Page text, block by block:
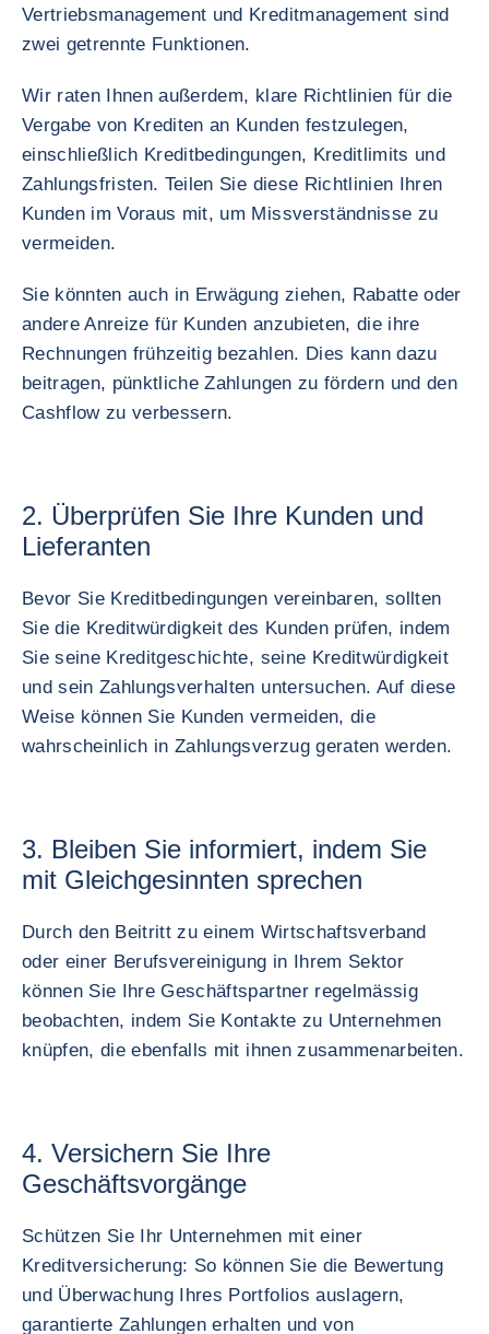
Vertriebsmanagement und Kreditmanagement sind
zwei getrennte Funktionen.
Wir raten Ihnen außerdem, klare Richtlinien für die
Vergabe von Krediten an Kunden festzulegen,
einschließlich Kreditbedingungen, Kreditlimits und
Zahlungsfristen. Teilen Sie diese Richtlinien Ihren
Kunden im Voraus mit, um Missverständnisse zu
vermeiden.
Sie könnten auch in Erwägung ziehen, Rabatte oder
andere Anreize für Kunden anzubieten, die ihre
Rechnungen frühzeitig bezahlen. Dies kann dazu
beitragen, pünktliche Zahlungen zu fördern und den
Cashflow zu verbessern.
2. Überprüfen Sie Ihre Kunden und
Lieferanten
Bevor Sie Kreditbedingungen vereinbaren, sollten
Sie die Kreditwürdigkeit des Kunden prüfen, indem
Sie seine Kreditgeschichte, seine Kreditwürdigkeit
und sein Zahlungsverhalten untersuchen. Auf diese
Weise können Sie Kunden vermeiden, die
wahrscheinlich in Zahlungsverzug geraten werden.
3. Bleiben Sie informiert, indem Sie
mit Gleichgesinnten sprechen
Durch den Beitritt zu einem Wirtschaftsverband
oder einer Berufsvereinigung in Ihrem Sektor
können Sie Ihre Geschäftspartner regelmässig
beobachten, indem Sie Kontakte zu Unternehmen
knüpfen, die ebenfalls mit ihnen zusammenarbeiten.
4. Versichern Sie Ihre
Geschäftsvorgänge
Schützen Sie Ihr Unternehmen mit einer
Kreditversicherung: So können Sie die Bewertung
und Überwachung Ihres Portfolios auslagern,
garantierte Zahlungen erhalten und von